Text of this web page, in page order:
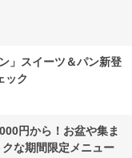
」スイーツ＆パン新登
ック
円から！お盆や集ま
な期間限定メニュー